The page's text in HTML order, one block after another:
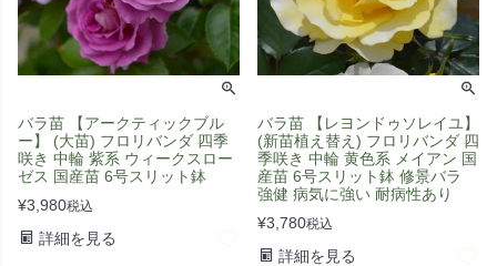
バラ苗 【アークティックブル
ー】 (大苗) フロリバンダ 四季
咲き 中輪 紫系 ウィークスロー
ゼス 国産苗 6号スリット鉢
¥3,980税込
詳細を見る
バラ苗 【レヨンドゥソレイユ】
(新苗植え替え) フロリバンダ 四
季咲き 中輪 黄色系 メイアン 国
産苗 6号スリット鉢 修景バラ
強健 病気に強い 耐病性あり
¥3,780税込
詳細を見る